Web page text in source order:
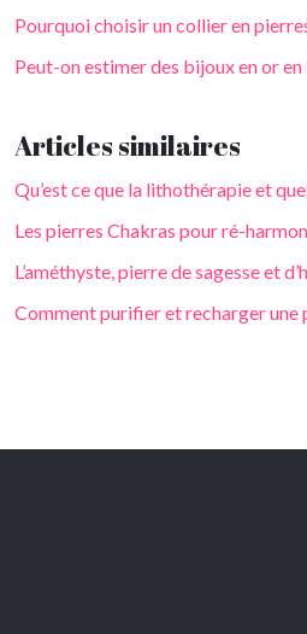
Pourquoi choisir un collier en
Peut-on estimer des bijoux en or en
Articles similaires
Qu’est ce que la lithothérapie et
Les pierres Chakras pour ré-
L’améthyste, pierre de sagesse et
Comment purifier et recharger une